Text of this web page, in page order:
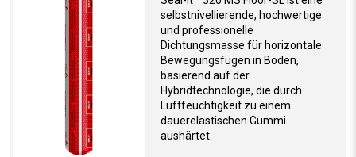
selbstnivellierende, hochwertige
und professionelle
Dichtungsmasse für horizontale
Bewegungsfugen in Böden,
basierend auf der
Hybridtechnologie, die durch
Luftfeuchtigkeit zu einem
dauerelastischen Gummi
aushärtet.